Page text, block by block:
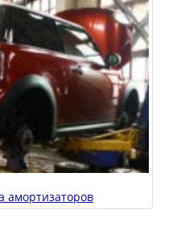
амортизаторов